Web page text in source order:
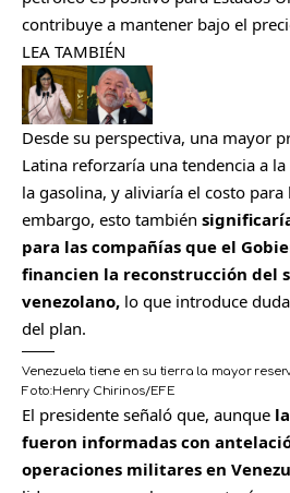
contribuye a mantener bajo el
LEA TAMBIÉN
Desde su perspectiva, una mayor
Latina reforzaría una tendencia a
la gasolina, y aliviaría el costo
embargo, esto también
para las compañías que el
financien la reconstrucción del
venezolano, lo que introduce
del plan.
Venezuela tiene en su tierra la mayor
Foto:Henry Chirinos/EFE
El presidente señaló que, aunque
fueron informadas con
operaciones militares en